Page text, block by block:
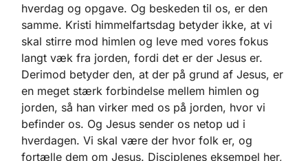
hverdag og opgave. Og beskeden til os, er den
samme. Kristi himmelfartsdag betyder ikke, at vi
skal stirre mod himlen og leve med vores fokus
langt væk fra jorden, fordi det er der Jesus er.
Derimod betyder den, at der på grund af Jesus, er
en meget stærk forbindelse mellem himlen og
jorden, så han virker med os på jorden, hvor vi
befinder os. Og Jesus sender os netop ud i
hverdagen. Vi skal være der hvor folk er, og
fortælle dem om Jesus. Disciplenes eksempel her,